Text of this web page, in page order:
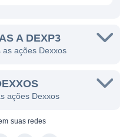
DA DEXXOS
operações em
tornando suas
em gestão
A DEXP3
ações Dexxos
ações Dexxos
suas redes